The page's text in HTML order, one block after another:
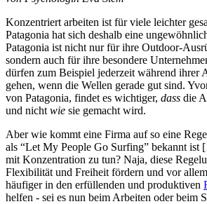
Konzentriert arbeiten ist für viele leichter
Patagonia hat sich deshalb eine
Patagonia ist nicht nur für ihre Outdoor-
sondern auch für ihre besondere
dürfen zum Beispiel jederzeit während ihrer
gehen, wenn die Wellen gerade gut sind.
von Patagonia, findet es wichtiger, dass die
und nicht wie sie gemacht wird.
Aber wie kommt eine Firma auf so eine
als “Let My People Go Surfing” bekannt ist
mit Konzentration zu tun? Naja, diese
Flexibilität und Freiheit fördern und vor
häufiger in den erfüllenden und produktiven
helfen - sei es nun beim Arbeiten oder beim